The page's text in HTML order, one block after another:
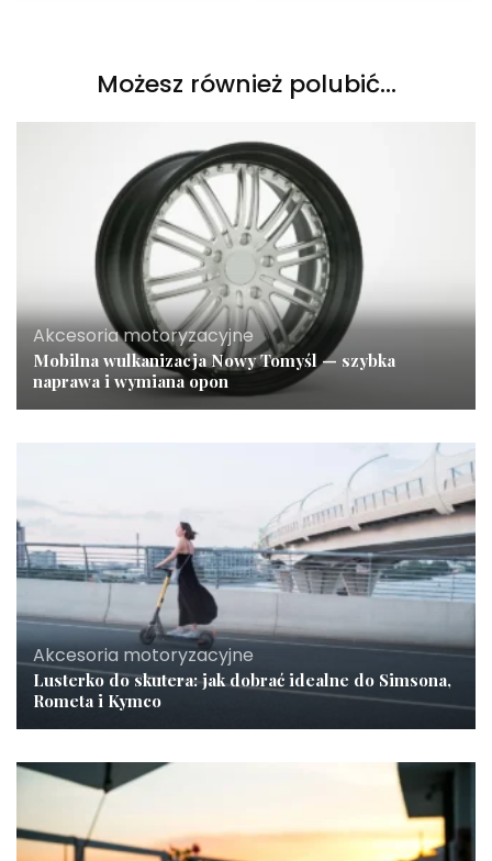
Możesz również polubić…
Akcesoria motoryzacyjne
Mobilna wulkanizacja Nowy Tomyśl — szybka
naprawa i wymiana opon
Akcesoria motoryzacyjne
Lusterko do skutera: jak dobrać idealne do Simsona,
Rometa i Kymco